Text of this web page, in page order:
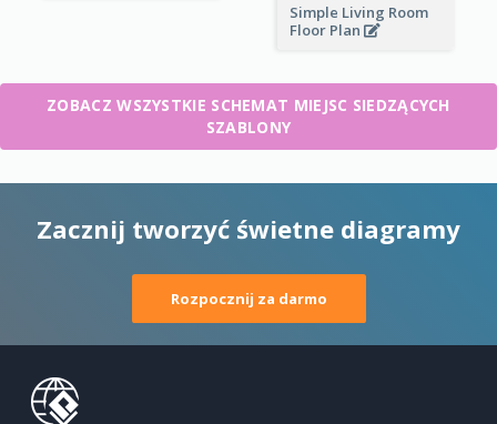
Simple Living Room
Floor Plan
ZOBACZ WSZYSTKIE SCHEMAT MIEJSC SIEDZĄCYCH
SZABLONY
Zacznij tworzyć świetne diagramy
Rozpocznij za darmo